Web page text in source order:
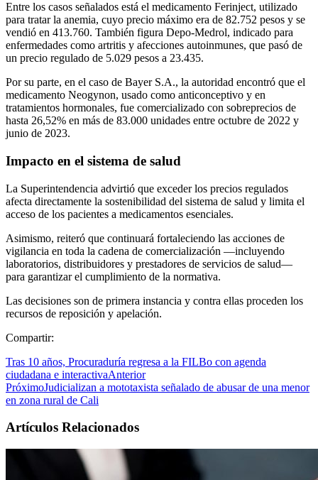
Entre los casos señalados está el medicamento Ferinject, utilizado
para tratar la anemia, cuyo precio máximo era de 82.752 pesos y se
vendió en 413.760. También figura Depo-Medrol, indicado para
enfermedades como artritis y afecciones autoinmunes, que pasó de
un precio regulado de 5.029 pesos a 23.435.
Por su parte, en el caso de Bayer S.A., la autoridad encontró que el
medicamento Neogynon, usado como anticonceptivo y en
tratamientos hormonales, fue comercializado con sobreprecios de
hasta 26,52% en más de 83.000 unidades entre octubre de 2022 y
junio de 2023.
Impacto en el sistema de salud
La Superintendencia advirtió que exceder los precios regulados
afecta directamente la sostenibilidad del sistema de salud y limita el
acceso de los pacientes a medicamentos esenciales.
Asimismo, reiteró que continuará fortaleciendo las acciones de
vigilancia en toda la cadena de comercialización —incluyendo
laboratorios, distribuidores y prestadores de servicios de salud—
para garantizar el cumplimiento de la normativa.
Las decisiones son de primera instancia y contra ellas proceden los
recursos de reposición y apelación.
Compartir:
Tras 10 años, Procuraduría regresa a la FILBo con agenda
ciudadana e interactivaAnterior
PróximoJudicializan a mototaxista señalado de abusar de una menor
en zona rural de Cali
Artículos Relacionados